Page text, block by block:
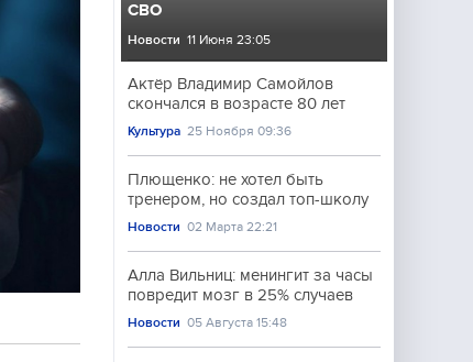
СВО
Новости 11 Июня 23:05
Актёр Владимир Самойлов
скончался в возрасте 80 лет
Культура 25 Ноября 09:36
Плющенко: не хотел быть
тренером, но создал топ-школу
Новости 02 Марта 22:21
Алла Вильниц: менингит за часы
повредит мозг в 25% случаев
Новости 05 Августа 15:48